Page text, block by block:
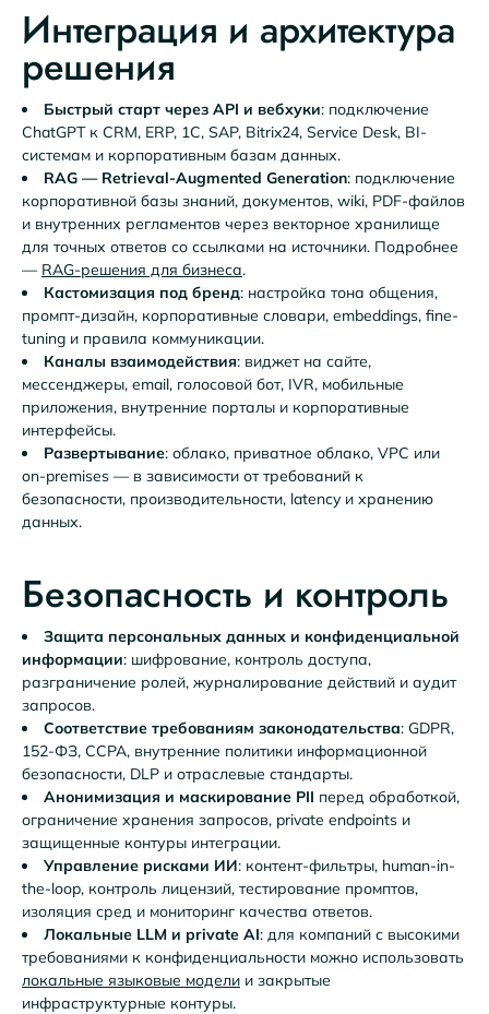
Интеграция и архитектура
решения
Быстрый старт через API и вебхуки: подключение
ChatGPT к CRM, ERP, 1C, SAP, Bitrix24, Service Desk, BI-
системам и корпоративным базам данных.
RAG — Retrieval-Augmented Generation: подключение
корпоративной базы знаний, документов, wiki, PDF-файлов
и внутренних регламентов через векторное хранилище
для точных ответов со ссылками на источники. Подробнее
— RAG-решения для бизнеса.
Кастомизация под бренд: настройка тона общения,
промпт-дизайн, корпоративные словари, embeddings, fine-
tuning и правила коммуникации.
Каналы взаимодействия: виджет на сайте,
мессенджеры, email, голосовой бот, IVR, мобильные
приложения, внутренние порталы и корпоративные
интерфейсы.
Развертывание: облако, приватное облако, VPC или
on-premises — в зависимости от требований к
безопасности, производительности, latency и хранению
данных.
Безопасность и контроль
Защита персональных данных и конфиденциальной
информации: шифрование, контроль доступа,
разграничение ролей, журналирование действий и аудит
запросов.
Соответствие требованиям законодательства: GDPR,
152-ФЗ, CCPA, внутренние политики информационной
безопасности, DLP и отраслевые стандарты.
Анонимизация и маскирование PII перед обработкой,
ограничение хранения запросов, private endpoints и
защищенные контуры интеграции.
Управление рисками ИИ: контент-фильтры, human-in-
the-loop, контроль лицензий, тестирование промптов,
изоляция сред и мониторинг качества ответов.
Локальные LLM и private AI: для компаний с высокими
требованиями к конфиденциальности можно использовать
локальные языковые модели и закрытые
инфраструктурные контуры.